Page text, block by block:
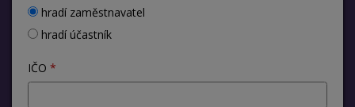
hradí zaměstnavatel
hradí účastník
IČO